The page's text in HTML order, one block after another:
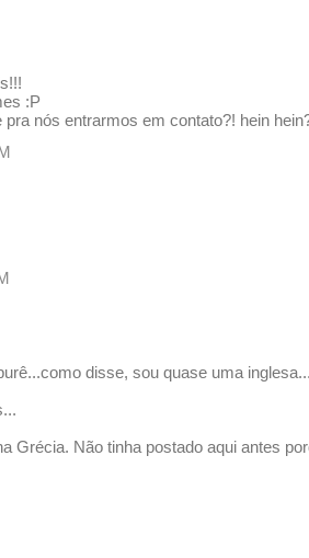
:P
nós entrarmos em contato?! hein
disse, sou quase uma
Grécia. Não tinha postado aqui antes